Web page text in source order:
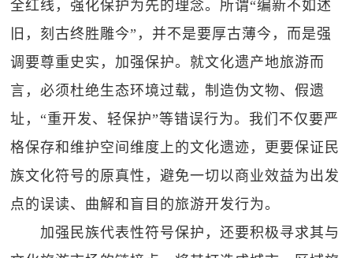
全红线，强化保护为先的理念。所谓“编新不如述
旧，刻古终胜雕今”，并不是要厚古薄今，而是强
调要尊重史实，加强保护。就文化遗产地旅游而
言，必须杜绝生态环境过载，制造伪文物、假遗
址，“重开发、轻保护”等错误行为。我们不仅要严
格保存和维护空间维度上的文化遗迹，更要保证民
族文化符号的原真性，避免一切以商业效益为出发
点的误读、曲解和盲目的旅游开发行为。
加强民族代表性符号保护，还要积极寻求其与